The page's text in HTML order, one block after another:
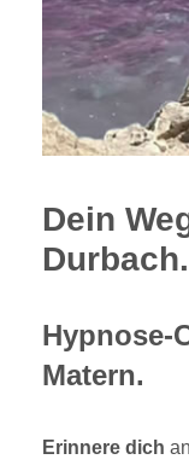
Dein
Durbach.
Hypnose-
Matern.
Erinnere dich